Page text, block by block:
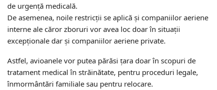
de urgență medicală.
De asemenea, noile restricții se aplică și companiilor aeriene
interne ale căror zboruri vor avea loc doar în situații
excepționale dar și companiilor aeriene private.
Astfel, avioanele vor putea părăsi țara doar în scopuri de
tratament medical în străinătate, pentru proceduri legale,
înmormântări familiale sau pentru relocare.